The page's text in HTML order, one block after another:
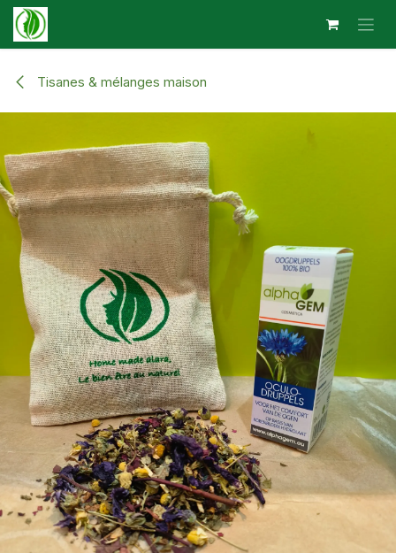
Se rendre au contenu
Tisanes & mélanges maison